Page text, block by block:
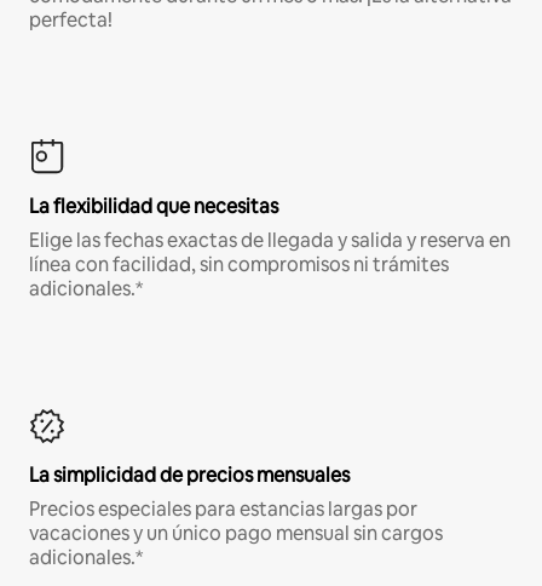
perfecta!
La flexibilidad que necesitas
Elige las fechas exactas de llegada y salida y reserva en
línea con facilidad, sin compromisos ni trámites
adicionales.*
La simplicidad de precios mensuales
Precios especiales para estancias largas por
vacaciones y un único pago mensual sin cargos
adicionales.*